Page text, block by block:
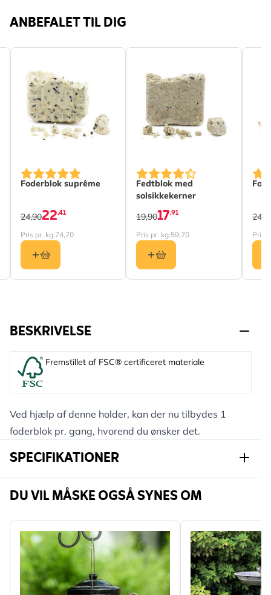
ANBEFALET TIL DIG
Foderblok suprême
22,41
24,90
Pris pr. kg:74,70
Fedtblok med
solsikkekerner
17,91
19,90
Pris pr. kg:59,70 Pris
BESKRIVELSE
Fremstillet af FSC® certificeret materiale
Ved hjælp af denne holder, kan der nu tilbydes 1
foderblok pr. gang, hvorend du ønsker det.
SPECIFIKATIONER
Varenummer 350550119
Bredde 175 mm
Højde 194 mm
Længde 70 mm
DU VIL MÅSKE OGSÅ SYNES OM